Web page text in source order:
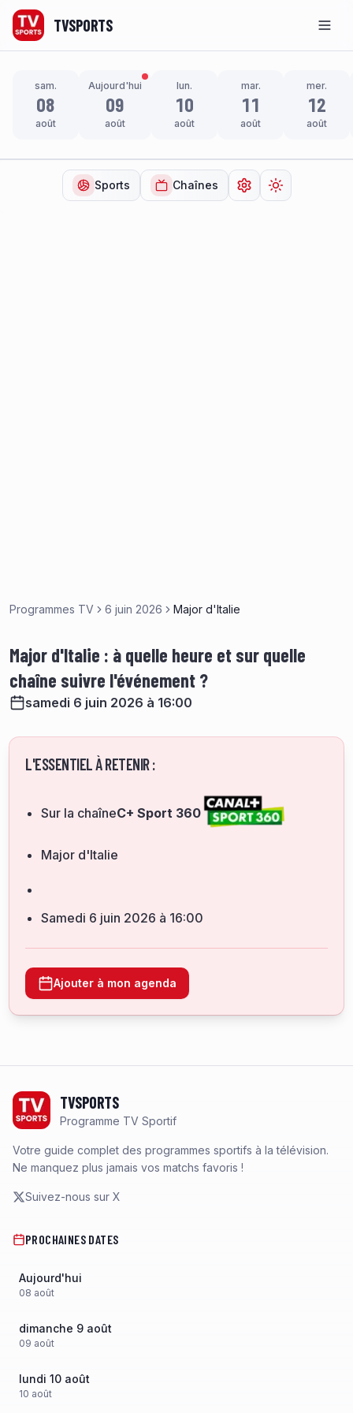
TVSPORTS
sam.
08
août
Aujourd'hui
09
août
lun.
10
août
mar.
11
août
mer.
12
août
Sports Chaînes Ouvrir lesChanger de
Programmes TV 6 juin 2026 Major d'Italie
Major d'Italie : à quelle heure et sur quelle
chaîne suivre l'événement ?
samedi 6 juin 2026 à 16:00
L'ESSENTIEL À RETENIR :
Sur la chaîneC+ Sport 360
Major d'Italie
samedi 6 juin 2026 à 16:00
Ajouter à mon agenda
TVSPORTS
Programme TV Sportif
Votre guide complet des programmes sportifs à la télévision.
Ne manquez plus jamais vos matchs favoris !
Suivez-nous sur X
PROCHAINES DATES
Aujourd'hui
08 août
dimanche 9 août
09 août
lundi 10 août
10 août